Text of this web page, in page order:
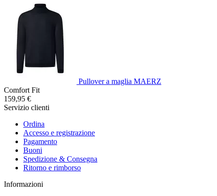
Pullover a maglia MAERZ
Comfort Fit
159,95 €
Servizio clienti
Ordina
Accesso e registrazione
Pagamento
Buoni
Spedizione & Consegna
Ritorno e rimborso
Informazioni